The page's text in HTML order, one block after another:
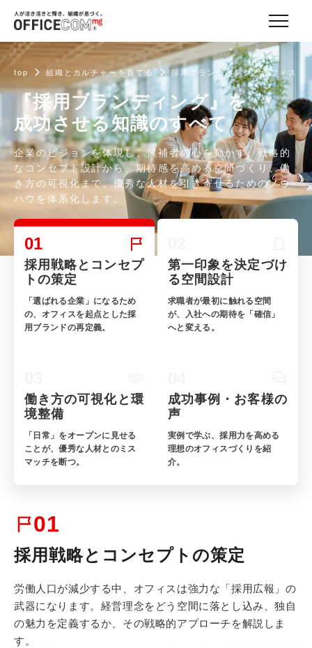
top 組織とカルチャーを育てる 採用ブランディングとオフィス
『採用ブランディング』を
成功させる知識のすべて
企業のビジョンを体現し、候補者の心を動かす。戦略的
なコンセプト設計から、期待感を高める空間づくり、働
き方の可視化まで、優秀な人材を引き寄せるためのノウ
ハウを体系化します。
01
採用戦略とコンセプ
トの策定
「選ばれる企業」になるため
の、オフィスを起点とした採
用ブランドの再定義。
第一印象を決定づけ
る空間設計
求職者が最初に触れる空間
が、入社への期待を「確信」
へと変える。
働き方の可視化と環
境整備
「日常」をオープンに見せる
ことが、優秀な人材とのミス
マッチを断つ。
成功事例・お客様の
声
実例で学ぶ、採用力を高める
理想のオフィスづくりを紹
介。
01
採用戦略とコンセプトの策定
労働人口が減少する中、オフィスは強力な「採用広報」の
武器になります。経営理念をどう空間に落とし込み、独自
の魅力を定義するか、その戦略的アプローチを解説しま
す。